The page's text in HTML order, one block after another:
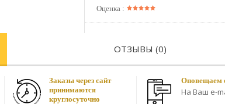
Оценка :
ОТЗЫВЫ (0)
Заказы через сайт
принимаются
круглосуточно
Оповещаем
На Ваш e-